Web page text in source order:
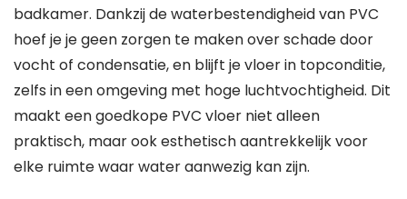
badkamer. Dankzij de waterbestendigheid van PVC
hoef je je geen zorgen te maken over schade door
vocht of condensatie, en blijft je vloer in topconditie,
zelfs in een omgeving met hoge luchtvochtigheid. Dit
maakt een goedkope PVC vloer niet alleen
praktisch, maar ook esthetisch aantrekkelijk voor
elke ruimte waar water aanwezig kan zijn.